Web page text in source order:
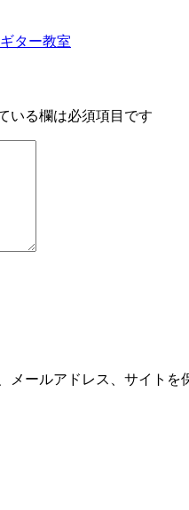
ター教室
いる欄は必須項目です
ールアドレス、サイトを